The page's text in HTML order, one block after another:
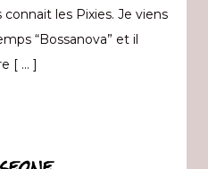
les Pixies. Je viens
“Bossanova” et il
[ … ]